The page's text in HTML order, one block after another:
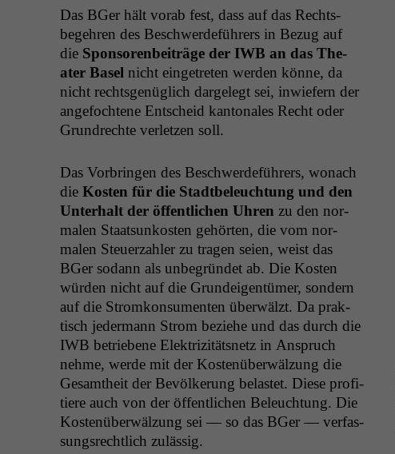
Das BGer hält vor­ab fest, dass auf das Rechts­
begehren des Beschw­erde­führers in Bezug auf
die Spon­soren­beiträge der IWB an das The­
ater Basel nicht einge­treten wer­den könne, da
nicht rechts­genüglich dargelegt sei, inwiefern der
ange­focht­ene Entscheid kan­tonales Recht oder
Grun­drechte ver­let­zen soll.
Das Vor­brin­gen des Beschw­erde­führers, wonach
die Kosten für die Stadt­beleuch­tung und den
Unter­halt der öffentlichen Uhren zu den nor­
malen Staat­sunkosten gehörten, die vom nor­
malen Steuerzahler zu tra­gen seien, weist das
BGer sodann als unbe­grün­det ab. Die Kosten
wür­den nicht auf die Grun­deigen­tümer, son­dern
auf die Stromkon­sumenten über­wälzt. Da prak­
tisch jed­er­mann Strom beziehe und das durch die
IWB betriebene Elek­triz­ität­snetz in Anspruch
nehme, werde mit der Kostenüber­wälzung die
Gesamtheit der Bevölkerung belastet. Diese prof­i­
tiere auch von der öffentlichen Beleuch­tung. Die
Kostenüber­wälzung sei — so das BGer — ver­fas­
sungsrechtlich zulässig.